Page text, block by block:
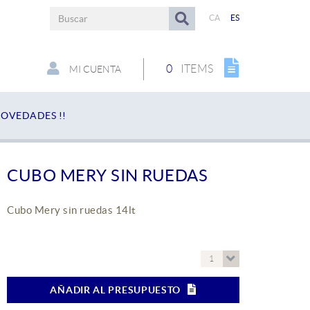
CA ES
0 ITEMS
MI CUENTA
!!
CUBO MERY SIN RUEDAS
Cubo Mery sin ruedas 14lt
1
AÑADIR AL PRESUPUESTO